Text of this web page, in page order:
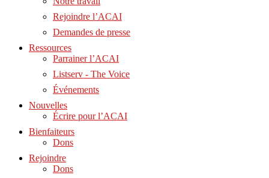
Rejoindre l’ACAI
Demandes de presse
Ressources
Parrainer l’ACAI
Listserv - The Voice
Événements
Nouvelles
Écrire pour l’ACAI
Bienfaiteurs
Dons
Rejoindre
Dons